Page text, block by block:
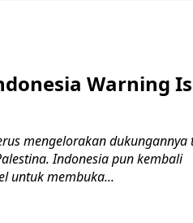
Warning
mengelorakan
Indonesia pun kembali
untuk membuka...